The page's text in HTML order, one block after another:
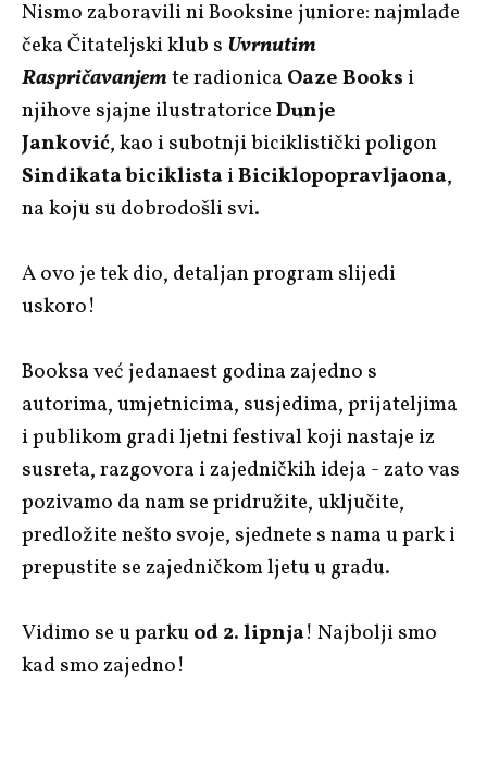
Nismo zaboravili ni Booksine juniore: najmlađe
čeka Čitateljski klub s Uvrnutim
Raspričavanjemte radionica Oaze Books i
njihove sjajne ilustratoriceDunje
Janković, kao i subotnji biciklistički poligon
Sindikata biciklistaiBiciklopopravljaona,
na koju su dobrodošli svi.
A ovo je tek dio, detaljan program slijedi
uskoro!
Booksa već jedanaest godina zajedno s
autorima, umjetnicima, susjedima, prijateljima
i publikom gradi ljetni festival koji nastaje iz
susreta, razgovora i zajedničkih ideja - zato vas
pozivamo da nam se pridružite, uključite,
predložite nešto svoje, sjednete s nama u park i
prepustite se zajedničkom ljetu u gradu.
Vidimo se u parkuod 2. lipnja! Najbolji smo
kad smo zajedno!